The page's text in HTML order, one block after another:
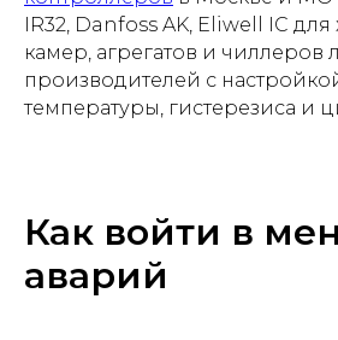
IR32, Danfoss AK, Eliwell IC
камер, агрегатов и чиллеров
производителей с
температуры, гистерезиса и
Как войти в
аварий